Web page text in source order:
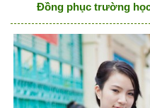
Đồng phục trường